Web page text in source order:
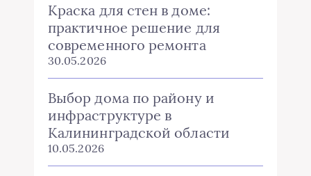
Краска для стен в доме:
практичное решение для
современного ремонта
30.05.2026
Выбор дома по району и
инфраструктуре в
Калининградской области
10.05.2026